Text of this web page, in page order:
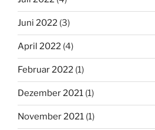
Juni 2022 (3)
April 2022 (4)
Februar 2022 (1)
Dezember 2021 (1)
November 2021 (1)